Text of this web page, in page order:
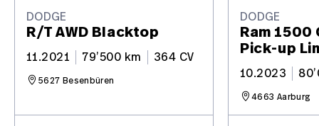
DODGE
R/T AWD Blacktop
11.2021 79’500 km 364 CV
5627 Besenbüren
DODGE
Ram 1500
Pick-up
10.2023
4663 Aarburg